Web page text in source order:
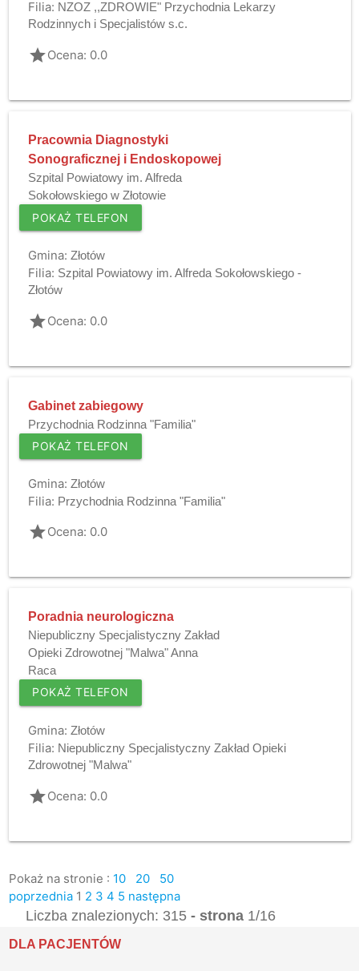
Filia: NZOZ ,,ZDROWIE" Przychodnia Lekarzy
Rodzinnych i Specjalistów s.c.
gradeOcena: 0.0
Pracownia Diagnostyki
Sonograficznej i Endoskopowej
Szpital Powiatowy im. Alfreda
Sokołowskiego w Złotowie
POKAŻ TELEFON
Gmina: Złotów
Filia: Szpital Powiatowy im. Alfreda Sokołowskiego -
Złotów
gradeOcena: 0.0
Gabinet zabiegowy
Przychodnia Rodzinna "Familia"
POKAŻ TELEFON
Gmina: Złotów
Filia: Przychodnia Rodzinna "Familia"
gradeOcena: 0.0
Poradnia neurologiczna
Niepubliczny Specjalistyczny Zakład
Opieki Zdrowotnej "Malwa" Anna
Raca
POKAŻ TELEFON
Gmina: Złotów
Filia: Niepubliczny Specjalistyczny Zakład Opieki
Zdrowotnej "Malwa"
gradeOcena: 0.0
Pokaż na stronie : 10 20
50
poprzednia 1 2 3 4 5 następna
Liczba znalezionych: 315- strona 1/16
DLA PACJENTÓW